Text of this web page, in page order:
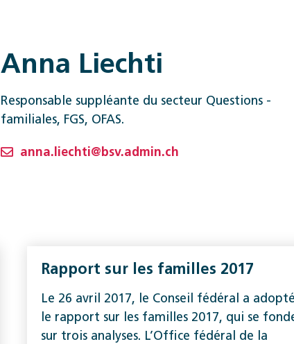
Anna Liechti
Responsable suppléante du secteur Questions ­
familiales, FGS, OFAS.
anna.liechti@bsv.admin.ch
Rapport sur les familles 2017
Le 26 avril 2017, le Conseil fédéral a adopté
le rapport sur les familles 2017, qui se
sur trois analyses. L’Office fédéral de la